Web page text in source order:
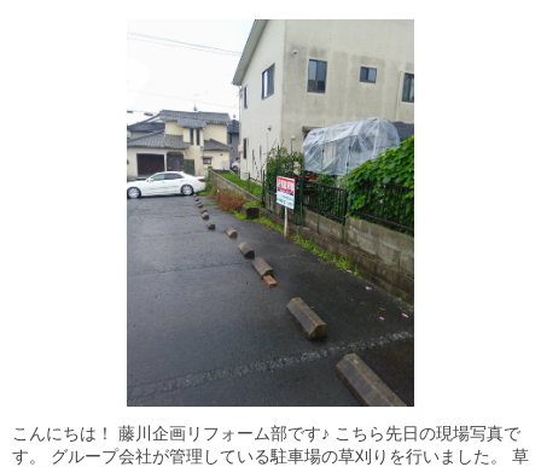
こんにちは！ 藤川企画リフォーム部です♪ こちら先日の現場写真で
す。 グループ会社が管理している駐車場の草刈りを行いました。 草